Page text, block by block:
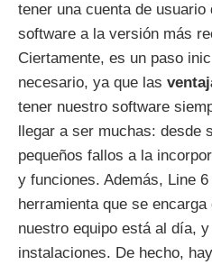
tener una cuenta de
software a la versión más
Ciertamente, es un paso
necesario, ya que las
tener nuestro software
llegar a ser muchas: desde
pequeños fallos a la
y funciones. Además, Line
herramienta que se
nuestro equipo está al día,
instalaciones. De hecho, hay